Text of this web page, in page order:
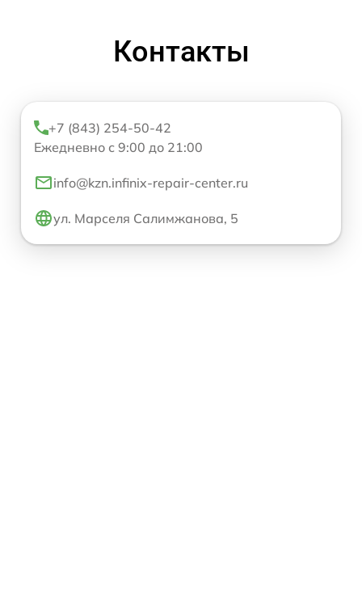
Контакты
+7 (843) 254-50-42
Ежедневно с 9:00 до 21:00
info@kzn.infinix-repair-center.ru
ул. Марселя Салимжанова, 5